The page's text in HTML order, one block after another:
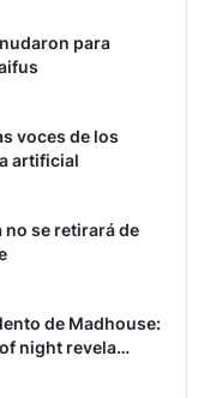
para
voces de los
artificial
no se retirará de
de Madhouse:
night revela